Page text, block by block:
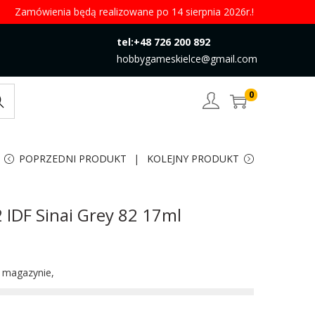
Zamówienia będą realizowane po 14 sierpnia 2026r.!
tel:+48 726 200 892
hobbygameskielce@gmail.com
0
POPRZEDNI PRODUKT KOLEJNY PRODUKT
Sinai Grey 82 17ml